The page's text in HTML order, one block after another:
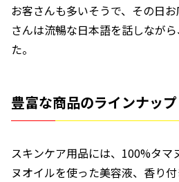
お客さんも多いそうで、その日
さんは流暢な日本語を話しなが
た。
豊富な商品のラインナップ
スキンケア用品には、100%タマ
ヌオイルを使った美容液、香り